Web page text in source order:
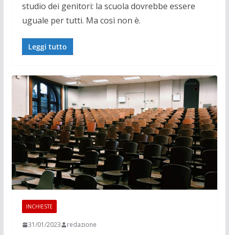
studio dei genitori: la scuola dovrebbe essere
uguale per tutti. Ma così non è.
Leggi tutto
INCHIESTE
31/01/2023 redazione